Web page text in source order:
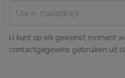
U kunt op elk gewenst moment
contactgegevens gebruiken uit